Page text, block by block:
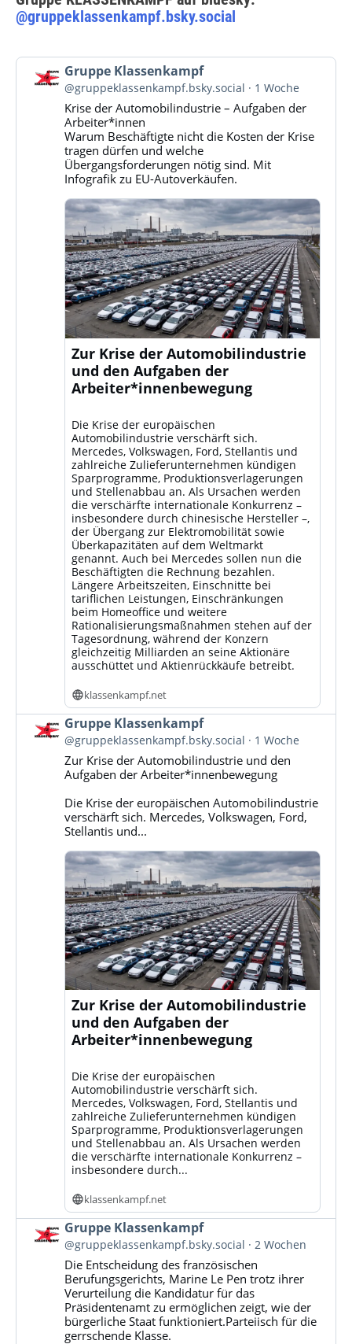
@gruppeklassenkampf.bsky.social
Beitrag
von
Gruppe
Klassenkampf
Bluesky
ansehen
Gruppe Klassenkampf
@gruppeklassenkampf.bsky.social 1 Woche
Krise der Automobilindustrie – Aufgaben der
Arbeiter*innen
Warum Beschäftigte nicht die Kosten der Krise
tragen dürfen und welche
Übergangsforderungen nötig sind. Mit
Infografik zu EU-Autoverkäufen.
Zur Krise der Automobilindustrie
und den Aufgaben der
Arbeiter*innenbewegung
Die Krise der europäischen
Automobilindustrie verschärft sich.
Mercedes, Volkswagen, Ford, Stellantis und
zahlreiche Zulieferunternehmen kündigen
Sparprogramme, Produktionsverlagerungen
und Stellenabbau an. Als Ursachen werden
die verschärfte internationale Konkurrenz –
insbesondere durch chinesische Hersteller –,
der Übergang zur Elektromobilität sowie
Überkapazitäten auf dem Weltmarkt
genannt. Auch bei Mercedes sollen nun die
Beschäftigten die Rechnung bezahlen.
Längere Arbeitszeiten, Einschnitte bei
tariflichen Leistungen, Einschränkungen
beim Homeoffice und weitere
Rationalisierungsmaßnahmen stehen auf der
Tagesordnung, während der Konzern
gleichzeitig Milliarden an seine Aktionäre
ausschüttet und Aktienrückkäufe betreibt.
klassenkampf.net
Beitrag
von
Gruppe
Klassenkampf
Bluesky
ansehen
Gruppe Klassenkampf
@gruppeklassenkampf.bsky.social 1 Woche
Zur Krise der Automobilindustrie und den
Aufgaben der Arbeiter*innenbewegung
Die Krise der europäischen Automobilindustrie
verschärft sich. Mercedes, Volkswagen, Ford,
Stellantis und...
Zur Krise der Automobilindustrie
und den Aufgaben der
Arbeiter*innenbewegung
Die Krise der europäischen
Automobilindustrie verschärft sich.
Mercedes, Volkswagen, Ford, Stellantis und
zahlreiche Zulieferunternehmen kündigen
Sparprogramme, Produktionsverlagerungen
und Stellenabbau an. Als Ursachen werden
die verschärfte internationale Konkurrenz –
insbesondere durch...
klassenkampf.net
Beitrag
von
Gruppe
Klassenkampf
Bluesky
ansehen
Gruppe Klassenkampf
@gruppeklassenkampf.bsky.social 2 Wochen
Die Entscheidung des französischen
Berufungsgerichts, Marine Le Pen trotz ihrer
Verurteilung die Kandidatur für das
Präsidentenamt zu ermöglichen zeigt, wie der
bürgerliche Staat funktioniert.Parteiisch für die
gerrschende Klasse.